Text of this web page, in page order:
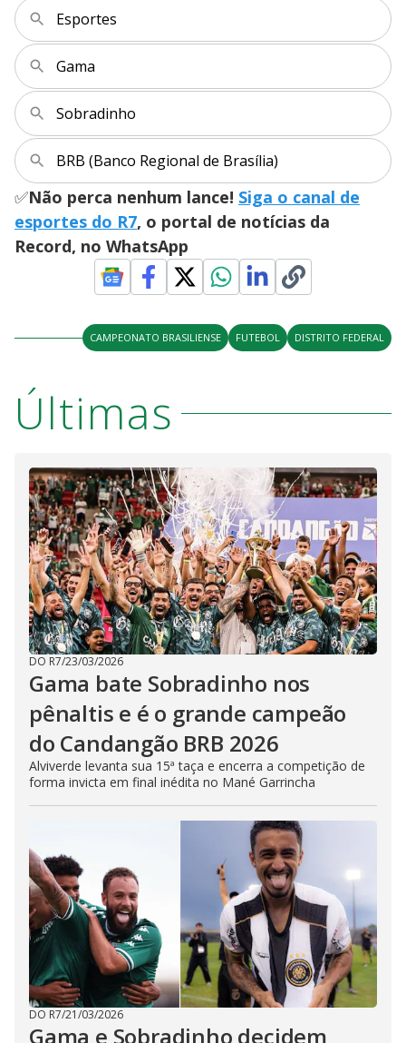
y
V
i
d
e
o
u
Esportes
Gama
Sobradinho
BRB (Banco Regional de Brasília)
✅Não perca nenhum lance! Siga o canal de
esportes do R7, o portal de notícias da
Record, no WhatsApp
CAMPEONATO BRASILIENSE FUTEBOL DISTRITO FEDERAL
Últimas
DO R7/23/03/2026
Gama bate Sobradinho nos
pênaltis e é o grande campeão
do Candangão BRB 2026
Alviverde levanta sua 15ª taça e encerra a competição de
forma invicta em final inédita no Mané Garrincha
DO R7/21/03/2026
Gama e Sobradinho decidem